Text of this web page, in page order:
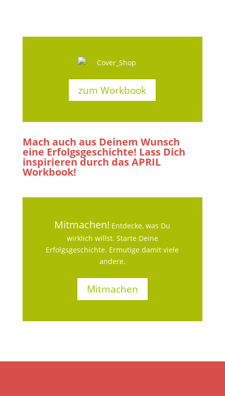
zum Workbook
Mach auch aus Deinem Wunsch
eine Erfolgsgeschichte! Lass Dich
inspirieren durch das APRIL
Workbook!
Mitmachen! Entdecke, was Du
wirklich willst. Starte Deine
Erfolgsgeschichte. Ermutige damit viele
andere.
Mitmachen